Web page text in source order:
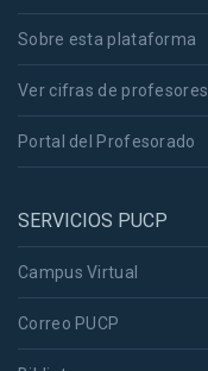
Sobre esta plataforma
Ver cifras de profesores
Portal del Profesorado
SERVICIOS PUCP
Campus Virtual
Correo PUCP